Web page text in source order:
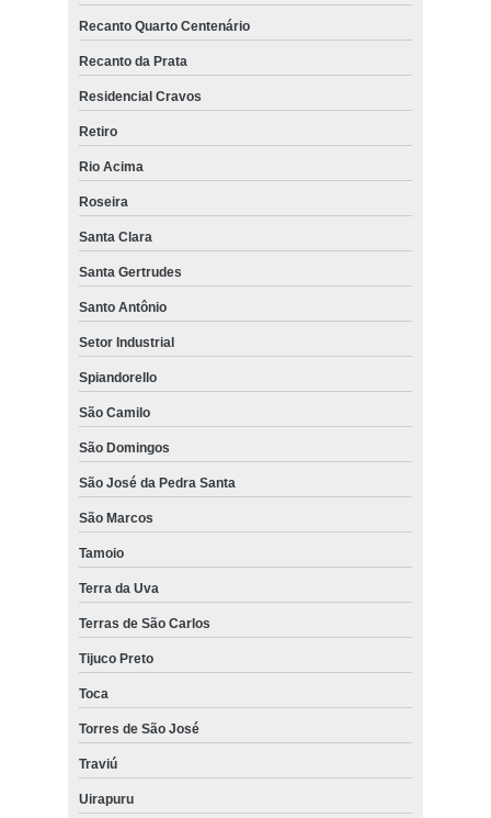
Recanto Quarto Centenário
Recanto da Prata
Residencial Cravos
Retiro
Rio Acima
Roseira
Santa Clara
Santa Gertrudes
Santo Antônio
Setor Industrial
Spiandorello
São Camilo
São Domingos
São José da Pedra Santa
São Marcos
Tamoio
Terra da Uva
Terras de São Carlos
Tijuco Preto
Toca
Torres de São José
Traviú
Uirapuru